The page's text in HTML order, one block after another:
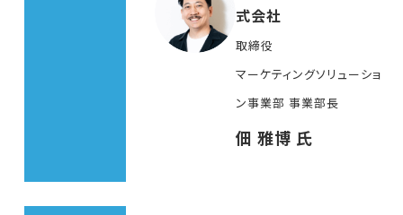
式会社
取締役
マーケティングソリューショ
ン事業部 事業部長
佃 雅博 氏